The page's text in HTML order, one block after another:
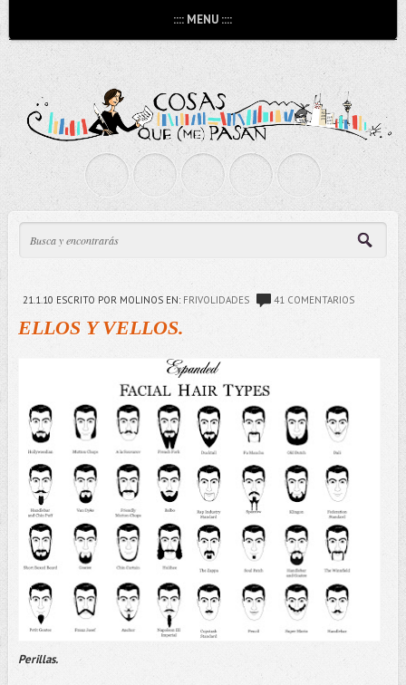
:::: MENU ::::
21.1.10 ESCRITO POR MOLINOS EN: FRIVOLIDADES 41 COMENTARIOS
ELLOS Y VELLOS.
Perillas.